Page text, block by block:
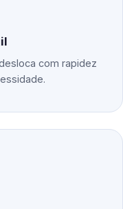
com rapidez